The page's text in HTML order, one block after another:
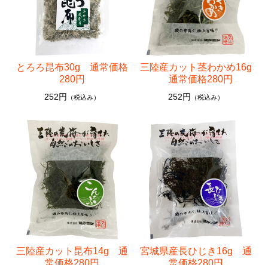
その他
おつまみシリーズ
カットわかめ
おみそ汁
焼きのり
その他
とろろ昆布30g 通常価格
280円
252円 （税込み）
三陸産カット茎わかめ16g
通常価格280円
252円 （税込み）
三陸産カット昆布14g 通
常価格280円
宮城県産長ひじき16g 通
常価格280円